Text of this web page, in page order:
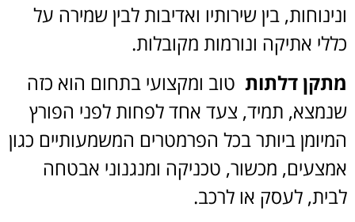
ונינוחות, בין שירותיו ואדיבות לבין שמירה על
כללי אתיקה ונורמות מקובלות.
מתקן דלתות טוב ומקצועי בתחום הוא כזה
שנמצא, תמיד, צעד אחד לפחות לפני הפורץ
המיומן ביותר בכל הפרמטרים המשמעותיים כגון
אמצעים, מכשור, טכניקה ומנגנוני אבטחה
לבית, לעסק או לרכב.